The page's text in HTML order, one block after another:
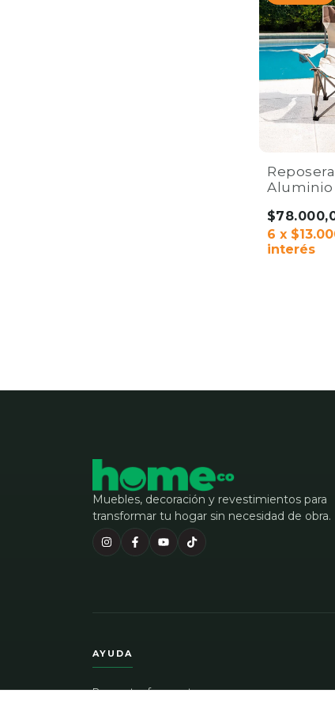
Aluminio
6 x
interés
Muebles, decoración y revestimientos para
transformar tu hogar sin necesidad de obra.
AYUDA
Preguntas frecuentes